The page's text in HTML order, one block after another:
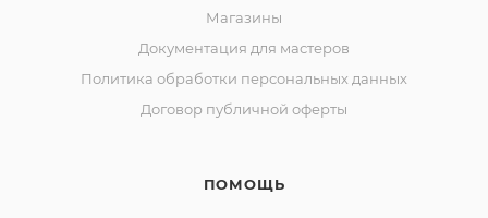
Магазины
Документация для мастеров
Политика обработки персональных данных
Договор публичной оферты
ПОМОЩЬ